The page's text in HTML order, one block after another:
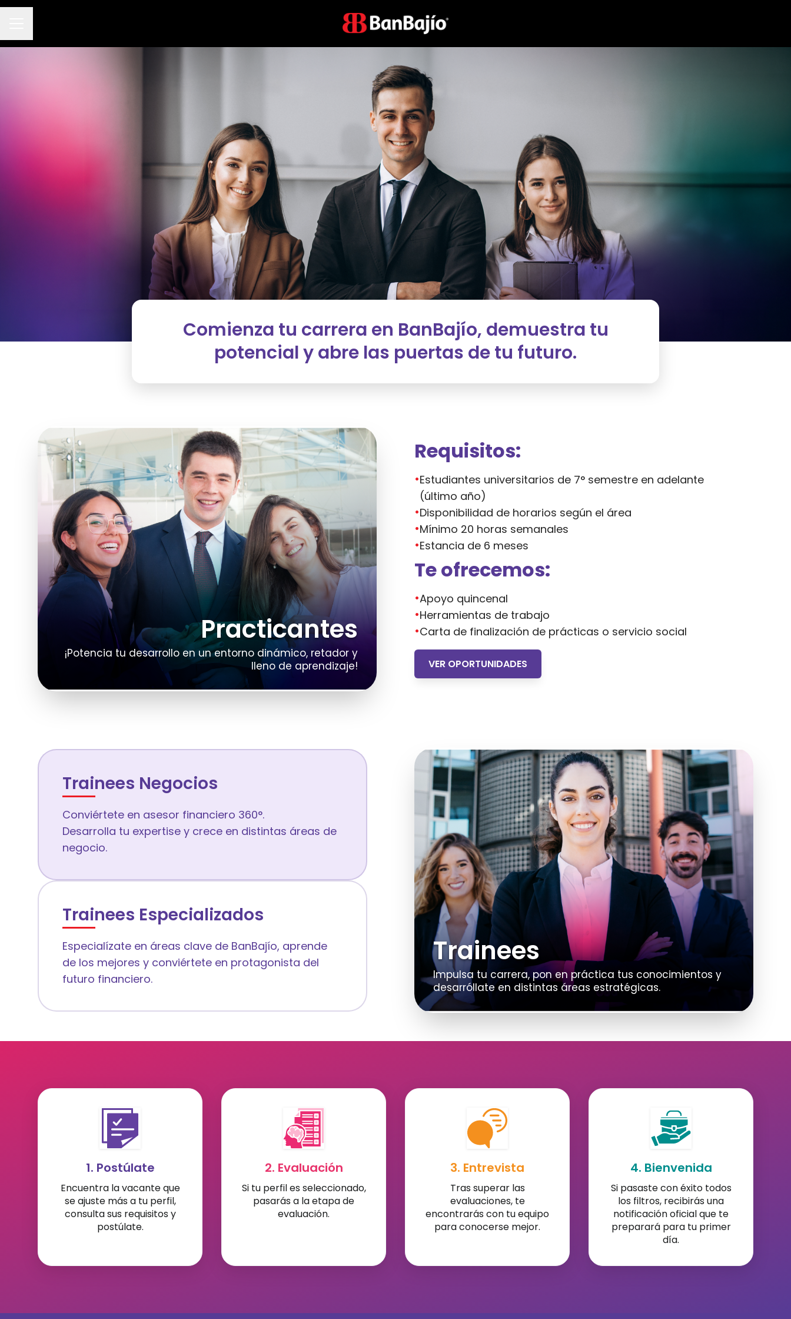
Comienza tu carrera en BanBajío, demuestra tu
potencial y abre las puertas de tu futuro.
Practicantes
¡Potencia tu desarrollo en un entorno dinámico, retador y
lleno de aprendizaje!
Requisitos:
•Estudiantes universitarios de 7° semestre en adelante
(último año)
•Disponibilidad de horarios según el área
•Mínimo 20 horas semanales
•Estancia de 6 meses
Te ofrecemos:
•Apoyo quincenal
•Herramientas de trabajo
•Carta de finalización de prácticas o servicio social
VER OPORTUNIDADES
Trainees Negocios
Conviértete en asesor financiero 360°.
Desarrolla tu expertise y crece en distintas áreas de
negocio.
Trainees Especializados
Especialízate en áreas clave de BanBajío, aprende
de los mejores y conviértete en protagonista del
futuro financiero.
Trainees
Impulsa tu carrera, pon en práctica tus conocimientos y
desarróllate en distintas áreas estratégicas.
1. Postúlate
Encuentra la vacante que
se ajuste más a tu perfil,
consulta sus requisitos y
postúlate.
2. Evaluación
Si tu perfil es seleccionado,
pasarás a la etapa de
evaluación.
3. Entrevista
Tras superar las
evaluaciones, te
encontrarás con tu equipo
para conocerse mejor.
4. Bienvenida
Si pasaste con éxito todos
los filtros, recibirás una
notificación oficial que te
preparará para tu primer
día.